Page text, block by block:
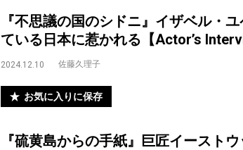
『不思議の国のシドニ』イザベル
ている日本に惹かれる【Actor’s
2024.12.10 佐藤久理子
お気に入りに保存
『硫黄島からの手紙』巨匠イースト